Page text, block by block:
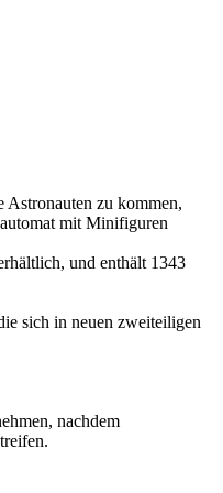
Astronauten zu kommen,
mit Minifiguren
und enthält 1343
sich in neuen zweiteiligen
nachdem